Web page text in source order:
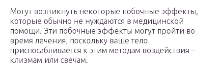
Могут возникнуть некоторые побочные эффекты,
которые обычно не нуждаются в медицинской
помощи. Эти побочные эффекты могут пройти во
время лечения, поскольку ваше тело
приспосабливается к этим методам воздействия –
клизмам или свечам.